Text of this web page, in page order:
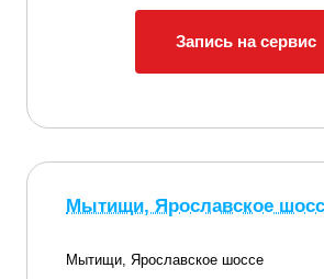
Запись на сервис
Мытищи, Ярославское
Мытищи, Ярославское шоссе